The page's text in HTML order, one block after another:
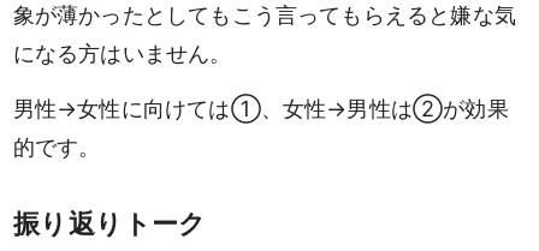
象が薄かったとしてもこう言ってもらえると嫌な気
になる方はいません。
男性→女性に向けては①、女性→男性は②が効果
的です。
振り返りトーク